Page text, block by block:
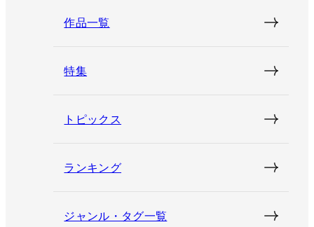
作品一覧
特集
トピックス
ランキング
ジャンル・タグ一覧